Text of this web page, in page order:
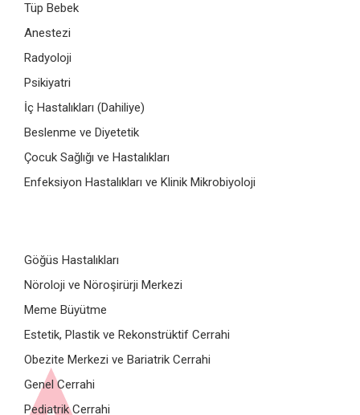
Tüp Bebek
Anestezi
Radyoloji
Psikiyatri
İç Hastalıkları (Dahiliye)
Beslenme ve Diyetetik
Çocuk Sağlığı ve Hastalıkları
Enfeksiyon Hastalıkları ve Klinik Mikrobiyoloji
Göğüs Hastalıkları
Nöroloji ve Nöroşirürji Merkezi
Meme Büyütme
Estetik, Plastik ve Rekonstrüktif Cerrahi
Obezite Merkezi ve Bariatrik Cerrahi
Genel Cerrahi
Pediatrik Cerrahi